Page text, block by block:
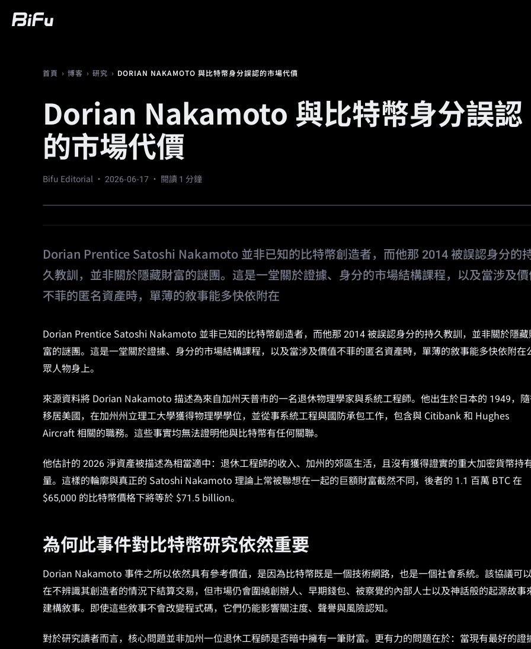
首頁 › 博客 › 研究 › DORIAN NAKAMOTO 與比特幣身分誤認的市場代價
Dorian Nakamoto 與比特幣身分誤認
的市場代價
Bifu Editorial · 2026-06-17 · 閱讀 1 分鐘
Dorian Prentice Satoshi Nakamoto 並非已知的比特幣創造者，而他那 2014 被誤認身分的
久教訓，並非關於隱藏財富的謎團。這是一堂關於證據、身分的市場結構課程，以及當涉及價
不菲的匿名資產時，單薄的敘事能多快依附在
Dorian Prentice Satoshi Nakamoto 並非已知的比特幣創造者，而他那 2014 被誤認身分的持久教訓，並非關於隱藏
富的謎團。這是一堂關於證據、身分的市場結構課程，以及當涉及價值不菲的匿名資產時，單薄的敘事能多快依附在
眾人物身上。
來源資料將 Dorian Nakamoto 描述為來自加州天普市的一名退休物理學家與系統工程師。他出生於日本的 1949，
移居美國，在加州州立理工大學獲得物理學學位，並從事系統工程與國防承包工作，包含與 Citibank 和 Hughes
Aircraft 相關的職務。這些事實均無法證明他與比特幣有任何關聯。
他估計的 2026 淨資產被描述為相當適中：退休工程師的收入、加州的郊區生活，且沒有獲得證實的重大加密貨幣持
量。這樣的輪廓與真正的 Satoshi Nakamoto 理論上常被聯想在一起的巨額財富截然不同，後者的 1.1 百萬 BTC 在
$65,000 的比特幣價格下將等於 $71.5 billion。
為何此事件對比特幣研究依然重要
Dorian Nakamoto 事件之所以依然具有參考價值，是因為比特幣既是一個技術網路，也是一個社會系統。該協議可以
在不辨識其創造者的情況下結算交易，但市場仍會圍繞創辦人、早期錢包、被察覺的內部人士以及神話般的起源故事
建構敘事。即使這些敘事不會改變程式碼，它們仍能影響關注度、聲譽與風險認知。
對於研究讀者而言，核心問題並非加州一位退休工程師是否暗中擁有一筆財富。更有力的問題在於：當現有最好的證